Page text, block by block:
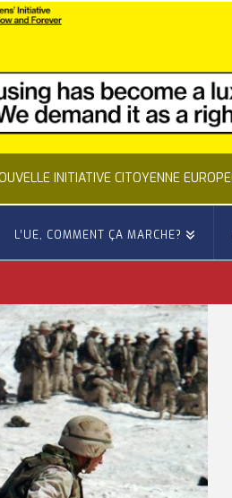
ACTUALITÉ DE L'UNION EUROPÉENNE, ACTUALITÉ DE LA REPRÉSENTATION D’OCCITANIE EUROPE, CITOYENNETÉ, LOGEMENT
JUILLET 24, 2026
L’UE, COMMENT ÇA MARCHE?